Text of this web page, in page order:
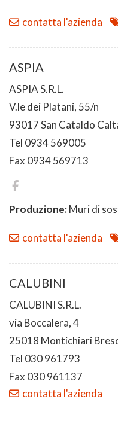
contatta l'azienda
ASPIA
ASPIA S.R.L.
V.le dei Platani, 55/n
93017 San Cataldo
Tel 0934 569005
Fax 0934 569713
Produzione:Muri di
contatta l'azienda
CALUBINI
CALUBINI S.R.L.
via Boccalera, 4
25018 Montichiari
Tel 030 961793
Fax 030 961137
contatta l'azienda